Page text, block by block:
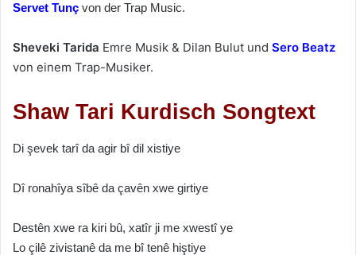
Servet Tunç von der Trap Music.
Sheveki Tarida Emre Musik & Dilan Bulut und Sero Beatz
von einem Trap-Musiker.
Shaw Tari Kurdisch Songtext
Di şevek tarî da agir bî dil xistiye
Dî ronahîya sîbê da çavên xwe girtiye
Destên xwe ra kiri bû, xatîr ji me xwestî ye
Lo çilê zivistanê da me bî tenê hiştiye